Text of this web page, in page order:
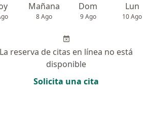
Mañana
8 Ago
Dom
9 Ago
Lun
10 Ago
La reserva de citas en línea no está
disponible
Solicita una cita